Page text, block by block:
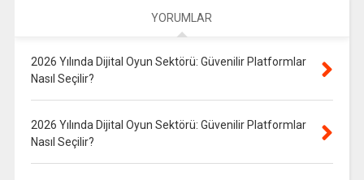
YORUMLAR
2026 Yılında Dijital Oyun Sektörü: Güvenilir Platformlar
Nasıl Seçilir?
2026 Yılında Dijital Oyun Sektörü: Güvenilir Platformlar
Nasıl Seçilir?